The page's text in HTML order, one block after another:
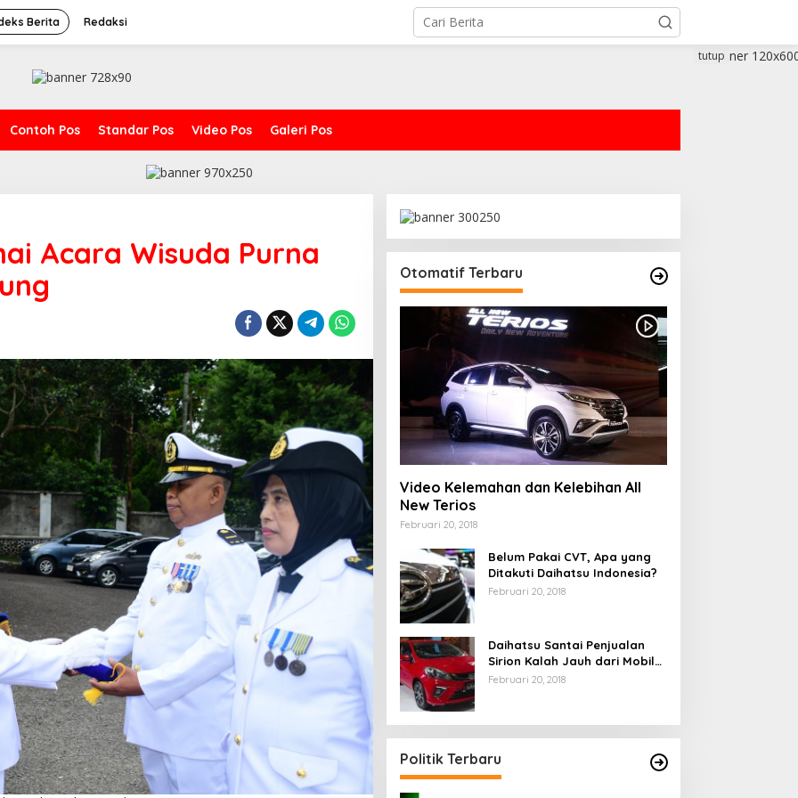
Berita Redaksi
Contoh Pos Standar Pos Video Pos Galeri Pos
tutup
Acara Wisuda Purna
Otomatif Terbaru
Video Kelemahan dan Kelebihan All
New Terios
Februari 20, 2018
Belum Pakai CVT, Apa yang
Ditakuti Daihatsu Indonesia?
Februari 20, 2018
Daihatsu Santai Penjualan
Sirion Kalah Jauh dari Mobil
LCGC
Februari 20, 2018
Politik Terbaru